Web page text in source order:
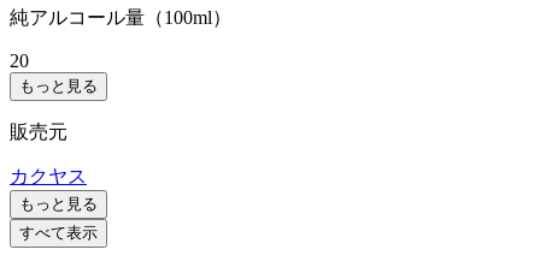
純アルコール量（100ml）
20
もっと見る
販売元
カクヤス
もっと見る
すべて表示